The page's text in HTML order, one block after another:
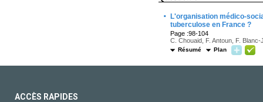
·
L'organisation médico-
tuberculose en France ?
Page :98-104
C. Chouaid, F. Antoun, F.
Résumé Plan
ACCÈS RAPIDES